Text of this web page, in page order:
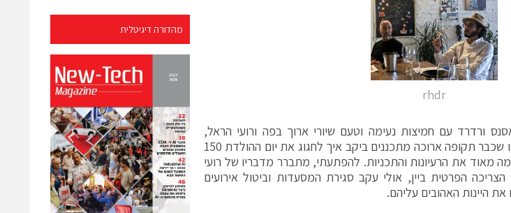
מהדורה דיגיטלית
rhdr
ורדרד עם חמיצות נעימה וטעם שיורי ארוך בפה ורועי הראל,
סמנכ"ל השיווק של היקב, סיפר לנו שכבר תקופה ארוכה מתכננים ביקב איך לחגוג את יום ההולדת 150
מאוד את הרעיונות והתכניות. להפתעתי, מתברר מדבריו של רועי
הפרטית ביין, אולי עקב סגירת המסעדות וביטול אירועים
את היינות האהובים עליהם.